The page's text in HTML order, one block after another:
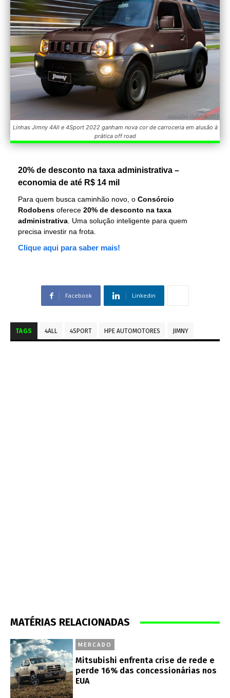
Linhas Jimny 4All e 4Sport 2022 ganham nova cor de carroceria em alusão à
prática off road
20% de desconto na taxa administrativa –
economia de até R$ 14 mil
Para quem busca caminhão novo, o Consórcio
Rodobens oferece 20% de desconto na taxa
administrativa. Uma solução inteligente para quem
precisa investir na frota.
Clique aqui para saber mais!
Facebook Linkedin
TAGS 4ALL 4SPORT HPE AUTOMOTORES JIMNY
MATÉRIAS RELACIONADAS
MERCADO
Mitsubishi enfrenta crise de rede e
perde 16% das concessionárias nos
EUA